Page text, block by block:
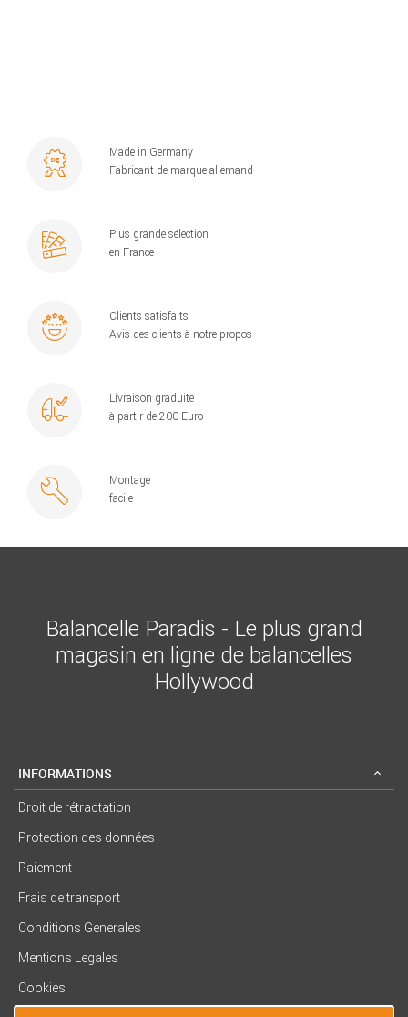
Made in Germany
Fabricant de marque allemand
Plus grande sélection
en France
Clients satisfaits
Avis des clients à notre propos
Livraison graduite
à partir de 200 Euro
Montage
facile
Balancelle Paradis - Le plus grand
magasin en ligne de balancelles
Hollywood
INFORMATIONS
Droit de rétractation
Protection des données
Paiement
Frais de transport
Conditions Generales
Mentions Legales
Cookies